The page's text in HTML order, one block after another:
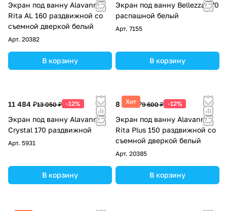
Экран под ванну Alavann
Rita AL 160 раздвижной со
съемной дверкой белый
Арт. 20382
В корзину
Экран под ванну Bellezza 170
распашной белый
Арт. 7155
В корзину
11 484 ₽13 050 ₽ -12%
Экран под ванну Alavann
Crystal 170 раздвижной
Арт. 5931
В корзину
Хит
8 448 ₽9 600 ₽ -12%
Экран под ванну Alavann
Rita Plus 150 раздвижной со
съемной дверкой белый
Арт. 20385
В корзину